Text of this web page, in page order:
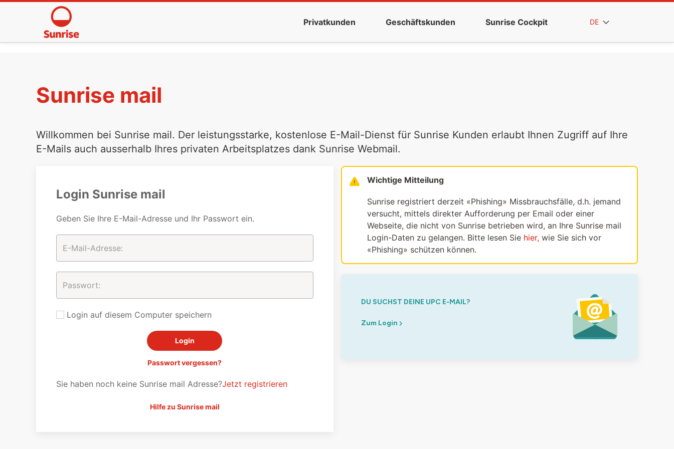
Privatkunden Geschäftskunden Sunrise Cockpit DE
Sunrise mail
Willkommen bei Sunrise mail. Der leistungsstarke, kostenlose E-Mail-Dienst für Sunrise Kunden erlaubt Ihnen Zugriff auf Ihre
E-Mails auch ausserhalb Ihres privaten Arbeitsplatzes dank Sunrise Webmail.
Login Sunrise mail
Geben Sie Ihre E-Mail-Adresse und Ihr Passwort ein.
Login auf diesem Computer speichern
Passwort vergessen?
Sie haben noch keine Sunrise mail Adresse?Jetzt registrieren
Hilfe zu Sunrise mail
Wichtige Mitteilung
Sunrise registriert derzeit «Phishing» Missbrauchsfälle, d.h. jemand
versucht, mittels direkter Aufforderung per Email oder einer
Webseite, die nicht von Sunrise betrieben wird, an Ihre Sunrise mail
Login-Daten zu gelangen. Bitte lesen Sie hier,wie Sie sich vor
«Phishing» schützen können.
DU SUCHST DEINE UPC E-MAIL?
Zum Login